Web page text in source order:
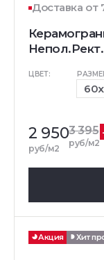
Доставка от
ЦВЕТ:
2 950
руб/м2
3 395
руб/м2
Акция Хит